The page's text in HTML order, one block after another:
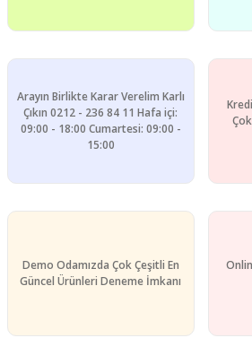
Arayın Birlikte Karar Verelim Karlı
Çıkın 0212 - 236 84 11 Hafa içi:
09:00 - 18:00 Cumartesi: 09:00 -
15:00
Demo Odamızda Çok Çeşitli En
Güncel Ürünleri Deneme İmkanı